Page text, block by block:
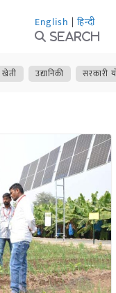
English | हिन्दी
Search
उद्यानिकी सरकारी